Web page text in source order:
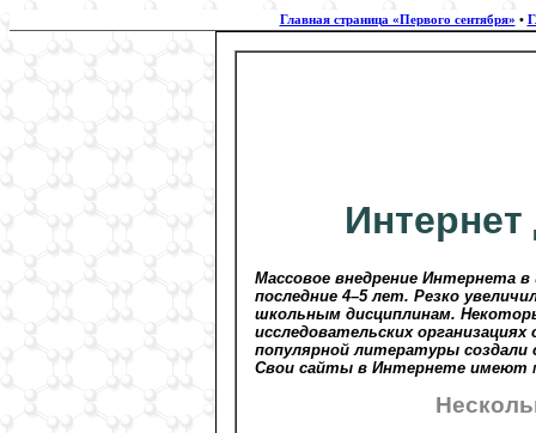
Главная страница «Первого сентября» •
Массовое внедрение Интернета
последние 4–5 лет. Резко
школьным дисциплинам.
исследовательских
популярной литературы
Свои сайты в Интернете имеют